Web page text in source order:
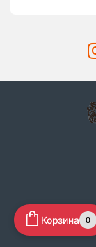
Корзина 0